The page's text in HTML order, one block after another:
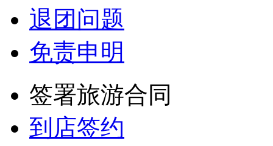
退团问题
免责申明
签署旅游合同
到店签约